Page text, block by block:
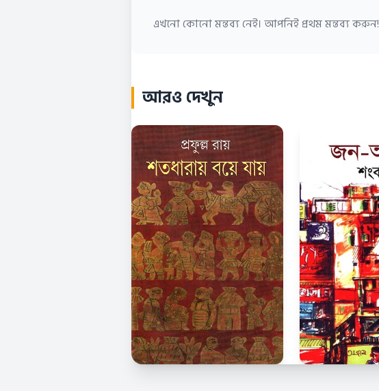
এখনো কোনো মন্তব্য নেই। আপনিই প্রথম মন্তব্য করুন!
আরও দেখুন